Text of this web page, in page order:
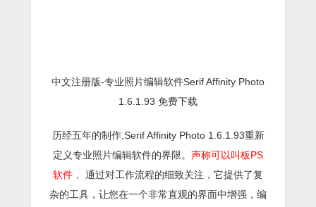
中文注册版-专业照片编辑软件Serif Affinity Photo
1.6.1.93 免费下载
历经五年的制作,Serif Affinity Photo 1.6.1.93重新
定义专业照片编辑软件的界限。 声称可以叫板PS
软件 ， 通过对工作流程的细致关注，它提供了复
杂的工具，让您在一个非常直观的界面中增强，编